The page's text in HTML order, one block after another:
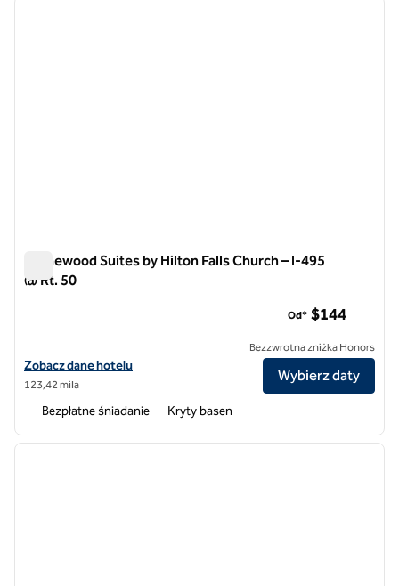
1 z 12
Homewood Suites by Hilton Falls Church – I-495
@ Rt. 50
Zobacz szczegóły hotelu Homewood Suites by Hilton Falls Church -
Zobacz dane hotelu
123,42 mila
Od* $144
Bezzwrotna zniżka Honors
Wybierz daty
Bezpłatne śniadanie Kryty basen
1 z 12